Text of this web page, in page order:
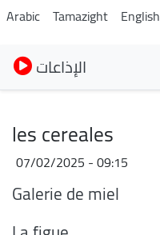
Arabic Tamazight English
الإذاعات
les cereales
07/02/2025 - 09:15
Galerie de miel